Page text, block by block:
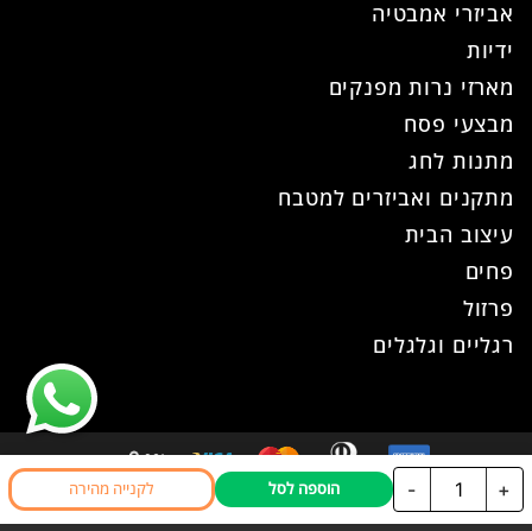
אביזרי אמבטיה
ידיות
מארזי נרות מפנקים
מבצעי פסח
מתנות לחג
מתקנים ואביזרים למטבח
עיצוב הבית
פחים
פרזול
רגליים וגלגלים
כל הזכויות שמורות ל- עוז פרזול © 2026
אתר זה נבנה ועוצב ע"יWPhome
+
כמות
של
- הוספה לסל לקנייה מהירה